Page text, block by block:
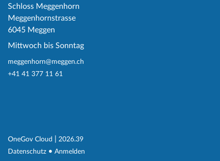
Schloss Meggenhorn
Meggenhornstrasse
6045 Meggen
Mittwoch bis Sonntag
meggenhorn@meggen.ch
+41 41 377 11 61
OneGov Cloud (External Link)
2026.39
Datenschutz (External Link)
Anmelden